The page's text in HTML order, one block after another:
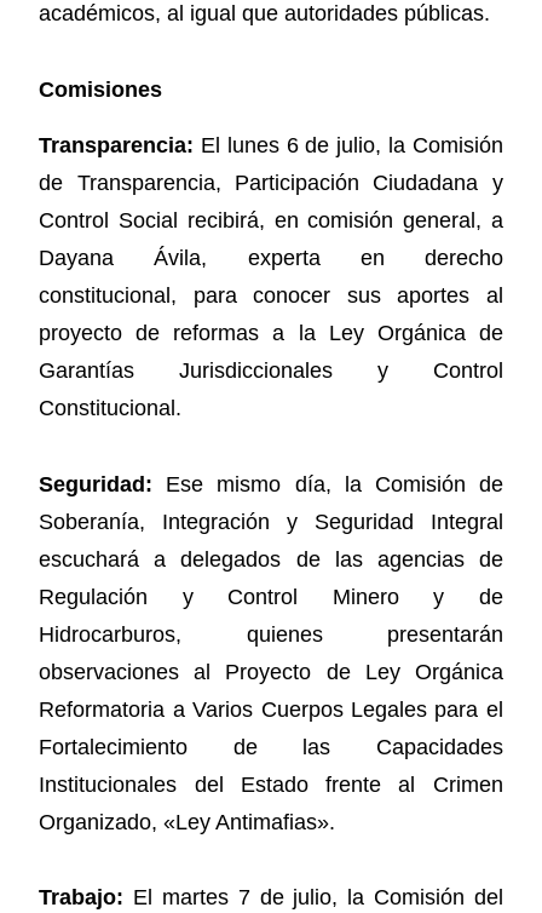
académicos, al igual que autoridades públicas.
Comisiones
Transparencia: El lunes 6 de julio, la Comisión
de Transparencia, Participación Ciudadana y
Control Social recibirá, en comisión general, a
Dayana Ávila, experta en derecho
constitucional, para conocer sus aportes al
proyecto de reformas a la Ley Orgánica de
Garantías Jurisdiccionales y Control
Constitucional.
Seguridad: Ese mismo día, la Comisión de
Soberanía, Integración y Seguridad Integral
escuchará a delegados de las agencias de
Regulación y Control Minero y de
Hidrocarburos, quienes presentarán
observaciones al Proyecto de Ley Orgánica
Reformatoria a Varios Cuerpos Legales para el
Fortalecimiento de las Capacidades
Institucionales del Estado frente al Crimen
Organizado, «Ley Antimafias».
Trabajo: El martes 7 de julio, la Comisión del